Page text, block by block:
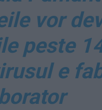
vor
peste
e